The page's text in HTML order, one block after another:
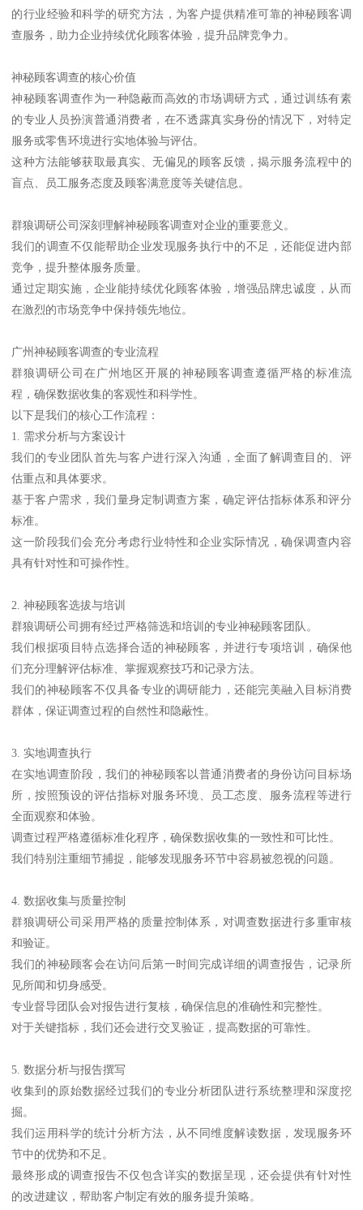
的行业经验和科学的研究方法，为客户提供精准可靠的神秘顾客调
查服务，助力企业持续优化顾客体验，提升品牌竞争力。
神秘顾客调查的核心价值
神秘顾客调查作为一种隐蔽而高效的市场调研方式，通过训练有素
的专业人员扮演普通消费者，在不透露真实身份的情况下，对特定
服务或零售环境进行实地体验与评估。
这种方法能够获取最真实、无偏见的顾客反馈，揭示服务流程中的
盲点、员工服务态度及顾客满意度等关键信息。
群狼调研公司深刻理解神秘顾客调查对企业的重要意义。
我们的调查不仅能帮助企业发现服务执行中的不足，还能促进内部
竞争，提升整体服务质量。
通过定期实施，企业能持续优化顾客体验，增强品牌忠诚度，从而
在激烈的市场竞争中保持领先地位。
广州神秘顾客调查的专业流程
群狼调研公司在广州地区开展的神秘顾客调查遵循严格的标准流
程，确保数据收集的客观性和科学性。
以下是我们的核心工作流程：
1. 需求分析与方案设计
我们的专业团队首先与客户进行深入沟通，全面了解调查目的、评
估重点和具体要求。
基于客户需求，我们量身定制调查方案，确定评估指标体系和评分
标准。
这一阶段我们会充分考虑行业特性和企业实际情况，确保调查内容
具有针对性和可操作性。
2. 神秘顾客选拔与培训
群狼调研公司拥有经过严格筛选和培训的专业神秘顾客团队。
我们根据项目特点选择合适的神秘顾客，并进行专项培训，确保他
们充分理解评估标准、掌握观察技巧和记录方法。
我们的神秘顾客不仅具备专业的调研能力，还能完美融入目标消费
群体，保证调查过程的自然性和隐蔽性。
3. 实地调查执行
在实地调查阶段，我们的神秘顾客以普通消费者的身份访问目标场
所，按照预设的评估指标对服务环境、员工态度、服务流程等进行
全面观察和体验。
调查过程严格遵循标准化程序，确保数据收集的一致性和可比性。
我们特别注重细节捕捉，能够发现服务环节中容易被忽视的问题。
4. 数据收集与质量控制
群狼调研公司采用严格的质量控制体系，对调查数据进行多重审核
和验证。
我们的神秘顾客会在访问后第一时间完成详细的调查报告，记录所
见所闻和切身感受。
专业督导团队会对报告进行复核，确保信息的准确性和完整性。
对于关键指标，我们还会进行交叉验证，提高数据的可靠性。
5. 数据分析与报告撰写
收集到的原始数据经过我们的专业分析团队进行系统整理和深度挖
掘。
我们运用科学的统计分析方法，从不同维度解读数据，发现服务环
节中的优势和不足。
最终形成的调查报告不仅包含详实的数据呈现，还会提供有针对性
的改进建议，帮助客户制定有效的服务提升策略。